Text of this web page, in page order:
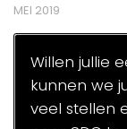
MEI 2019
Willen jullie
kunnen we
veel stellen